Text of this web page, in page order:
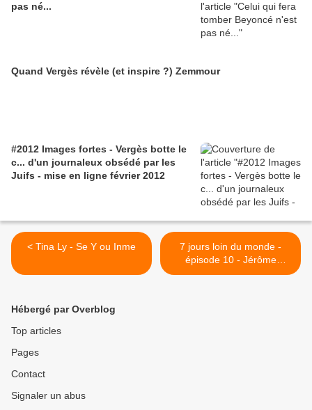
pas né...
Quand Vergès révèle (et inspire ?) Zemmour
#2012 Images fortes - Vergès botte le
c... d'un journaleux obsédé par les
Juifs - mise en ligne février 2012
< Tina Ly - Se Y ou Inme
7 jours loin du monde -
épisode 10 - Jérôme
Reijasse (Burgalat again,
Hébergé par Overblog
Top articles
Pages
Contact
Signaler un abus